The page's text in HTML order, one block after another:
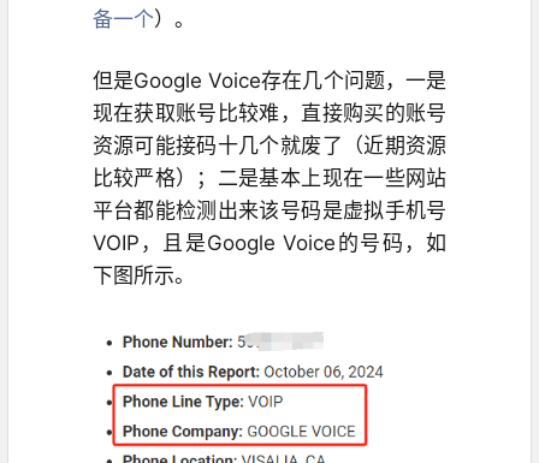
备一个）。
但是Google Voice存在几个问题，一是
现在获取账号比较难，直接购买的账号
资源可能接码十几个就废了（近期资源
比较严格）；二是基本上现在一些网站
平台都能检测出来该号码是虚拟手机号
VOIP，且是Google Voice的号码，如
下图所示。